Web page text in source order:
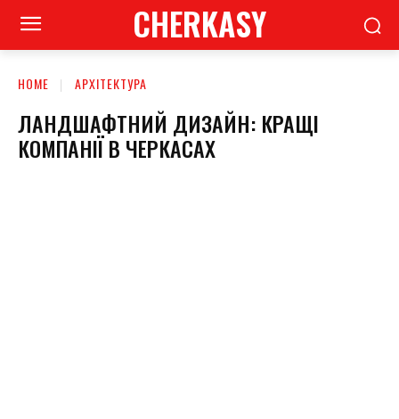
CHERKASY
HOME АРХІТЕКТУРА
ЛАНДШАФТНИЙ ДИЗАЙН: КРАЩІ
КОМПАНІЇ В ЧЕРКАСАХ